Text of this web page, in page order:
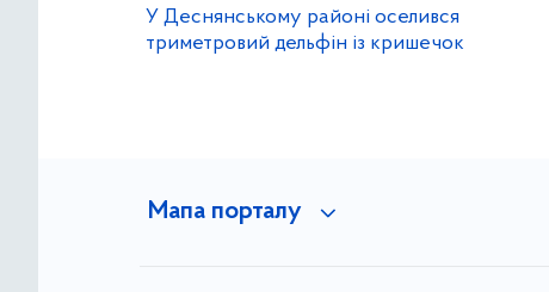
У Деснянському районі оселився
триметровий дельфін із кришечок
Мапа порталу